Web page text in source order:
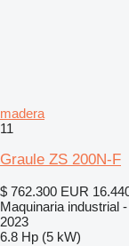
madera
11
Graule ZS 200N-F
$ 762.300 EUR
Maquinaria industrial
2023
6.8 Hp (5 kW)